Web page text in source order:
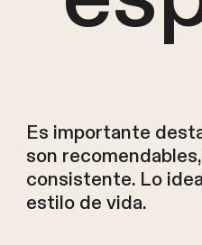
Es importante
son
consistente. Lo
estilo de vida.